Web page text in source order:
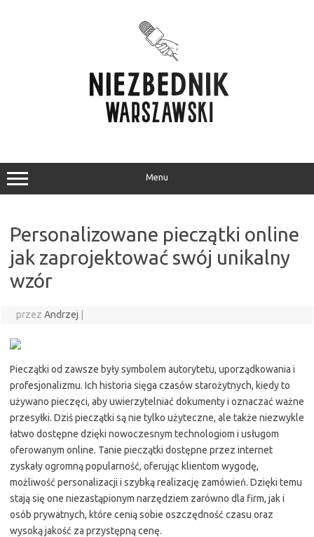
Menu
Personalizowane pieczątki online
jak zaprojektować swój unikalny
wzór
przez Andrzej
Pieczątki od zawsze były symbolem autorytetu, uporządkowania i
profesjonalizmu. Ich historia sięga czasów starożytnych, kiedy to
używano pieczęci, aby uwierzytelniać dokumenty i oznaczać ważne
przesyłki. Dziś pieczątki są nie tylko użyteczne, ale także niezwykle
łatwo dostępne dzięki nowoczesnym technologiom i usługom
oferowanym online. Tanie pieczątki dostępne przez internet
zyskały ogromną popularność, oferując klientom wygodę,
możliwość personalizacji i szybką realizację zamówień. Dzięki temu
stają się one niezastąpionym narzędziem zarówno dla firm, jak i
osób prywatnych, które cenią sobie oszczędność czasu oraz
wysoką jakość za przystępną cenę.